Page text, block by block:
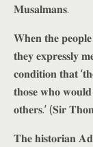
𝐌𝐮𝐬𝐚𝐥𝐦𝐚𝐧𝐬.
𝐖𝐡𝐞𝐧 𝐭𝐡𝐞 𝐩𝐞𝐨𝐩𝐥𝐞
𝐭𝐡𝐞𝐲 𝐞𝐱𝐩𝐫𝐞𝐬𝐬𝐥𝐲
𝐜𝐨𝐧𝐝𝐢𝐭𝐢𝐨𝐧 𝐭𝐡𝐚𝐭
𝐭𝐡𝐨𝐬𝐞 𝐰𝐡𝐨
𝐨𝐭𝐡𝐞𝐫𝐬.’ (𝐒𝐢𝐫
𝐓𝐡𝐞 𝐡𝐢𝐬𝐭𝐨𝐫𝐢𝐚𝐧